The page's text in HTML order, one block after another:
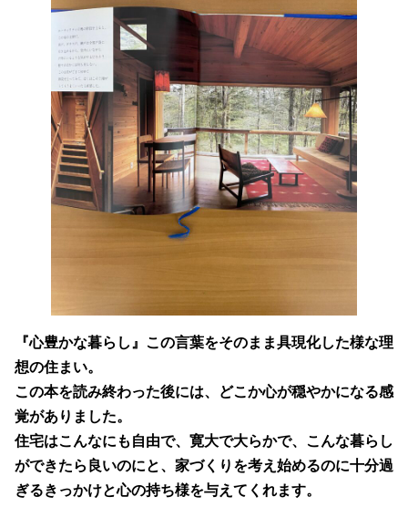
『心豊かな暮らし』この言葉をそのまま具現化した様な理
想の住まい。
この本を読み終わった後には、どこか心が穏やかになる感
覚がありました。
住宅はこんなにも自由で、寛大で大らかで、こんな暮らし
ができたら良いのにと、家づくりを考え始めるのに十分過
ぎるきっかけと心の持ち様を与えてくれます。